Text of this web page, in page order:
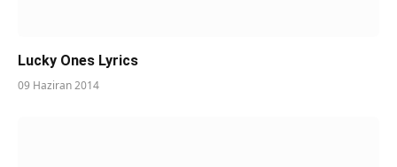
Lucky Ones Lyrics
09 Haziran 2014